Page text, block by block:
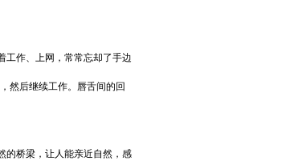
作、上网，常常忘却了手边
然后继续工作。唇舌间的回
桥梁，让人能亲近自然，感